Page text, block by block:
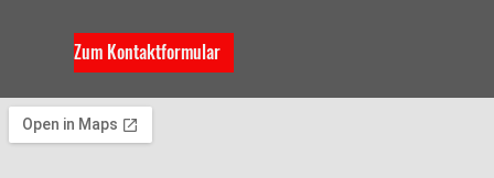
Zum Kontaktformular